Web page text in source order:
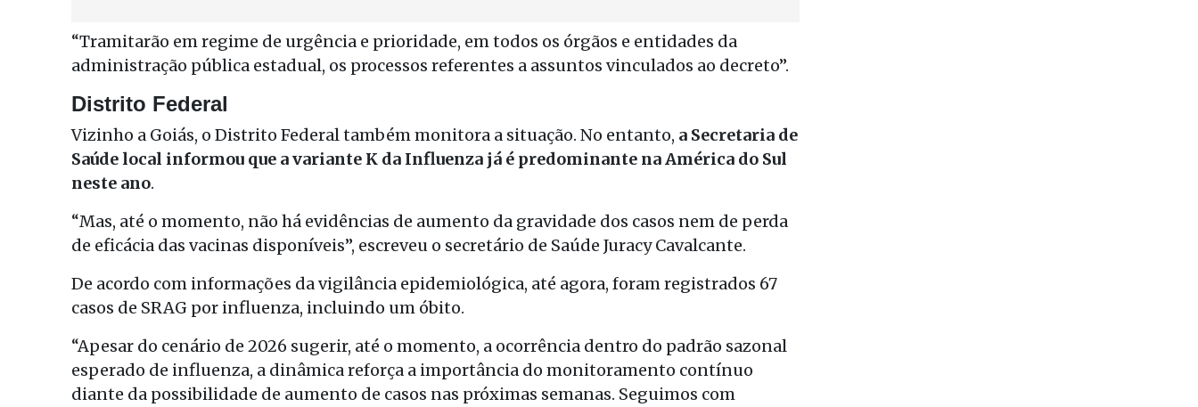
“Tramitarão em regime de urgência e prioridade, em todos os órgãos e entidades da
administração pública estadual, os processos referentes a assuntos vinculados ao decreto”.
Distrito Federal
Vizinho a Goiás, o Distrito Federal também monitora a situação. No entanto, a Secretaria de
Saúde local informou que a variante K da Influenza já é predominante na América do Sul
neste ano.
“Mas, até o momento, não há evidências de aumento da gravidade dos casos nem de perda
de eficácia das vacinas disponíveis”, escreveu o secretário de Saúde Juracy Cavalcante.
De acordo com informações da vigilância epidemiológica, até agora, foram registrados 67
casos de SRAG por influenza, incluindo um óbito.
“Apesar do cenário de 2026 sugerir, até o momento, a ocorrência dentro do padrão sazonal
esperado de influenza, a dinâmica reforça a importância do monitoramento contínuo
diante da possibilidade de aumento de casos nas próximas semanas. Seguimos com